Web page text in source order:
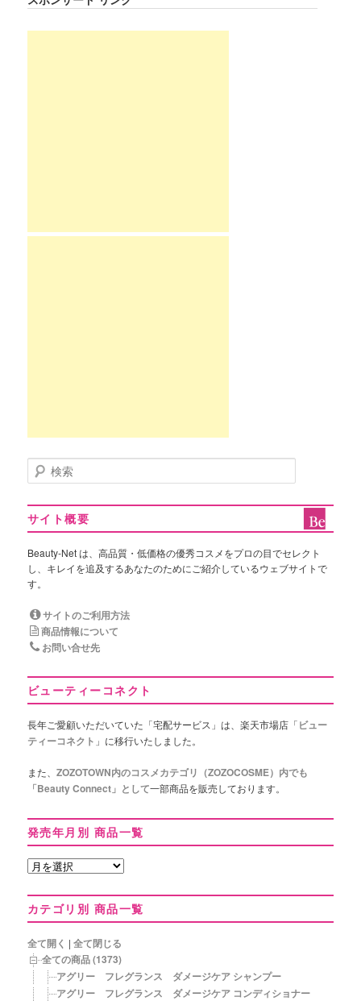
検
索
サイト概要
Beauty-Net は、高品質・低価格の優秀コスメをプロの目でセレクト
し、キレイを追及するあなたのためにご紹介しているウェブサイトで
す。
サイトのご利用方法
商品情報について
お問い合せ先
ビューティーコネクト
長年ご愛顧いただいていた「宅配サービス」は、楽天市場店「ビュー
ティーコネクト 」に移行いたしました。
また、ZOZOTOWN内のコスメカテゴリ（ZOZOCOSME）内でも
「Beauty Connect」として一部商品を販売しております。
発売年月別 商品一覧
発
年
月
別
商
品
一
覧
カテゴリ別 商品一覧
全て開く |全て閉じる
全ての商品 (1373)
アグリー フレグランス ダメージケア シャンプー
アグリー フレグランス ダメージケア コンディショナー